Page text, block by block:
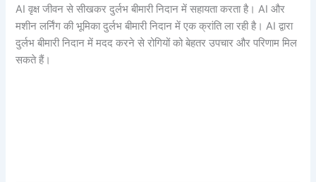
AI वृक्ष जीवन से सीखकर दुर्लभ बीमारी निदान में सहायता करता है। AI और
मशीन लर्निंग की भूमिका दुर्लभ बीमारी निदान में एक क्रांति ला रही है। AI द्वारा
दुर्लभ बीमारी निदान में मदद करने से रोगियों को बेहतर उपचार और परिणाम मिल
सकते हैं।